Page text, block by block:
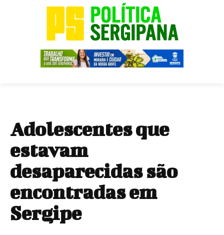
Adolescentes que
estavam
desaparecidas são
encontradas em
Sergipe